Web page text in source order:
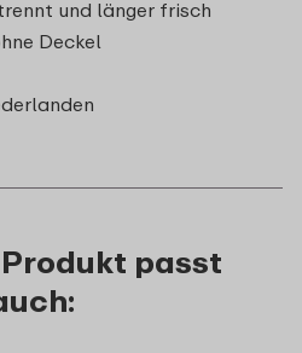
und länger frisch
Deckel
Produkt passt